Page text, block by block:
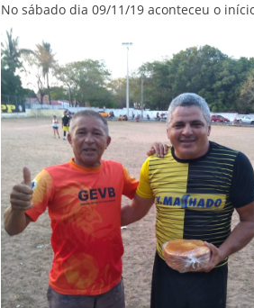
No sábado dia 09/11/19 aconteceu o